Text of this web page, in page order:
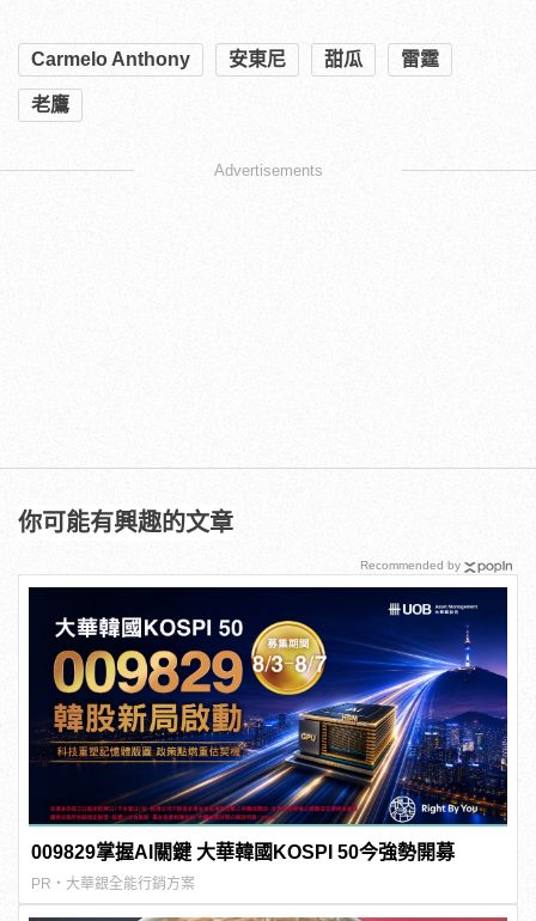
Carmelo Anthony 安東尼 甜瓜 雷霆
老鷹
Advertisements
你可能有興趣的文章
009829掌握AI關鍵 大華韓國KOSPI 50今強勢開募
PR・大華銀全能行銷方案
Recommended by